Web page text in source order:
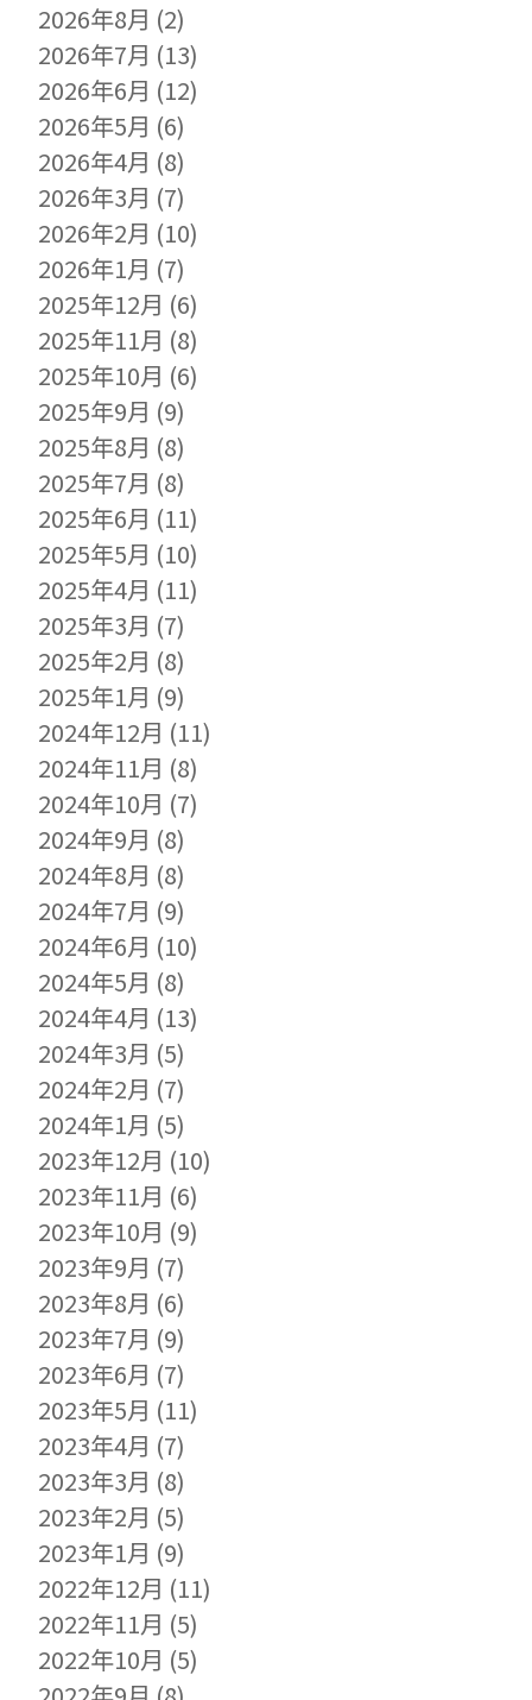
2026年8月 (2)
2026年7月 (13)
2026年6月 (12)
2026年5月 (6)
2026年4月 (8)
2026年3月 (7)
2026年2月 (10)
2026年1月 (7)
2025年12月 (6)
2025年11月 (8)
2025年10月 (6)
2025年9月 (9)
2025年8月 (8)
2025年7月 (8)
2025年6月 (11)
2025年5月 (10)
2025年4月 (11)
2025年3月 (7)
2025年2月 (8)
2025年1月 (9)
2024年12月 (11)
2024年11月 (8)
2024年10月 (7)
2024年9月 (8)
2024年8月 (8)
2024年7月 (9)
2024年6月 (10)
2024年5月 (8)
2024年4月 (13)
2024年3月 (5)
2024年2月 (7)
2024年1月 (5)
2023年12月 (10)
2023年11月 (6)
2023年10月 (9)
2023年9月 (7)
2023年8月 (6)
2023年7月 (9)
2023年6月 (7)
2023年5月 (11)
2023年4月 (7)
2023年3月 (8)
2023年2月 (5)
2023年1月 (9)
2022年12月 (11)
2022年11月 (5)
2022年10月 (5)